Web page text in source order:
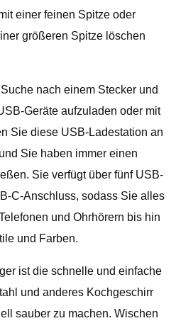
einer feinen Spitze oder
größeren Spitze löschen
nach einem Stecker und
Geräte aufzuladen oder mit
Sie diese USB-Ladestation an
Sie haben immer einen
Sie verfügt über fünf USB-
C-Anschluss, sodass Sie alles
und Ohrhörern bis hin
und Farben.
ist die schnelle und einfache
und anderes Kochgeschirr
sauber zu machen. Wischen